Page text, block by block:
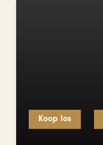
Koop los